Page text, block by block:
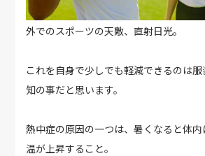
外でのスポーツの天敵、直射日光。
これを自身で少しでも軽減できるのは
知の事だと思います。
熱中症の原因の一つは、暑くなると体
温が上昇すること。